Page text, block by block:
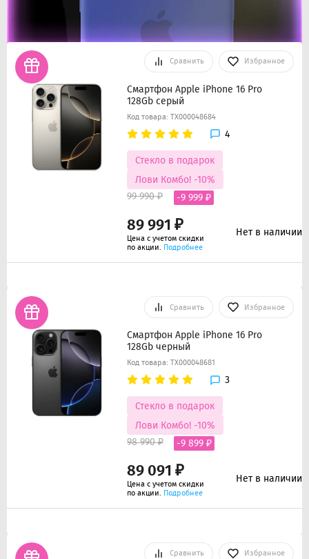
Сравнить Избранное
Смартфон Apple iPhone 16 Pro
128Gb серый
Код товара: ТХ000048684
4
Стекло в подарок
Лови Комбо! -10%
89 991 ₽
99 990 ₽ -9 999 ₽
Цена с учетом скидки
по акции. Подробнее
Нет в наличии
Сравнить Избранное
Смартфон Apple iPhone 16 Pro
128Gb черный
Код товара: ТХ000048681
3
Стекло в подарок
Лови Комбо! -10%
89 091 ₽
98 990 ₽ -9 899 ₽
Цена с учетом скидки
по акции. Подробнее
Нет в наличии
Сравнить Избранное